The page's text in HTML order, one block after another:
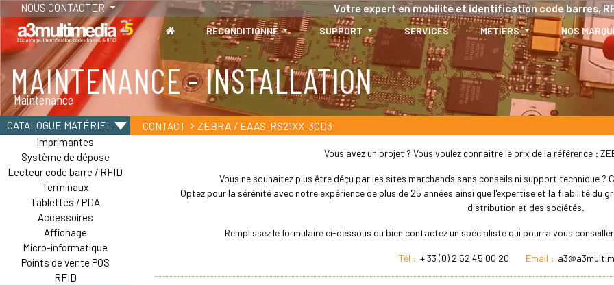
NOUS CONTACTER Votre expert en mobilité et identification code barres,
RECONDITIONNÉ SUPPORT SERVICES MÉTIERS NOS
MAINTENANCE - INSTALLATION
Maintenance
TABLETTES
Tablettes durcies - Étanches - Résistantes
CATALOGUE MATÉRIEL
Imprimantes
Système de dépose
Lecteur code barre / RFID
Terminaux
Tablettes / PDA
Accessoires
Affichage
Micro-informatique
Points de vente POS
RFID
CONTACT ZEBRA / EAAS-RS21XX-3CD3
Vous avez un projet ? Vous voulez connaitre le prix de la référence :
Vous ne souhaitez plus être déçu par les sites marchands sans conseils ni support technique ?
Optez pour la sérénité avec notre expérience de plus de 25 années ainsi que l'expertise et la fiabilité du
distribution et des sociétés.
Remplissez le formulaire ci-dessous ou bien contactez un spécialiste qui pourra vous
Tél : + 33 (0) 2 52 45 00 20 Email :